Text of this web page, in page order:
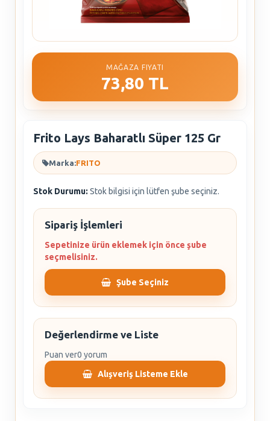
MAĞAZA FIYATI
73,80 TL
Frito Lays Baharatlı Süper 125 Gr
Marka:FRITO
Stok Durumu: Stok bilgisi için lütfen şube seçiniz.
Sipariş İşlemleri
Sepetinize ürün eklemek için önce şube
seçmelisiniz.
Şube Seçiniz
Değerlendirme ve Liste
Puan ver0 yorum
Alışveriş Listeme Ekle